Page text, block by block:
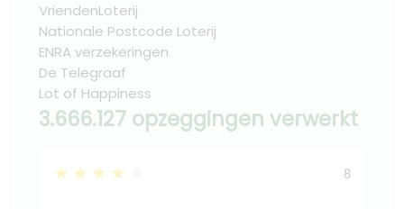
VriendenLoterij
Nationale Postcode Loterij
ENRA verzekeringen
De Telegraaf
Lot of Happiness
3.666.127 opzeggingen verwerkt
★★★★★ 8